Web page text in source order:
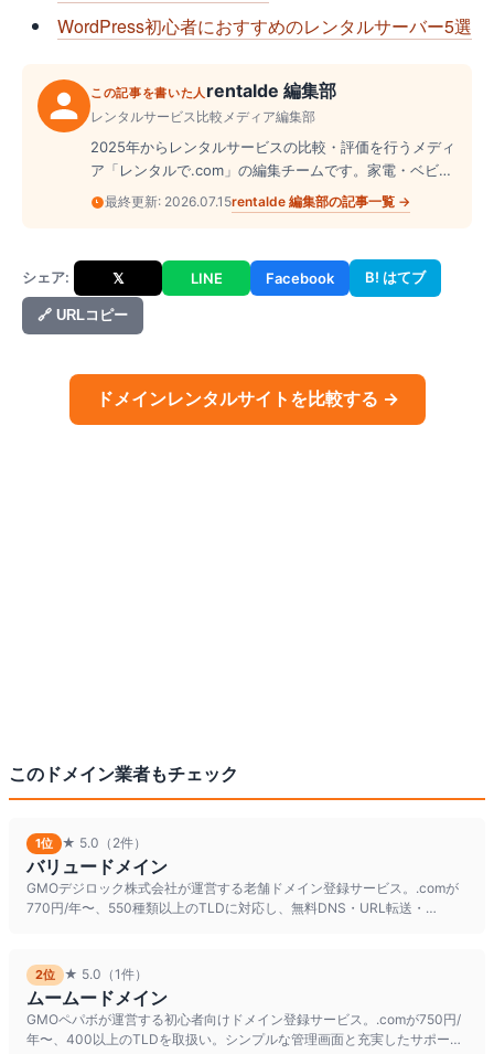
WordPress初心者におすすめのレンタルサーバー5選
この記事を書いた人 rentalde 編集部
レンタルサービス比較メディア編集部
2025年からレンタルサービスの比較・評価を行うメディ
ア「レンタルで.com」の編集チームです。家電・ベビー
用品・ドレス・スーツケース・楽器など、幅広いジャン
ルのレンタル業者を実際に調査し、料金・サービス内
最終更新: 2026.07.15rentalde 編集部の記事一覧 →
シェア: 𝕏 LINE Facebook B! はてブ
🔗 URLコピー
ドメインレンタルサイトを比較する →
この ドメイン業者もチェック
1位 ★ 5.0 （2件）
バリュードメイン
GMOデジロック株式会社が運営する老舗ドメイン登録サービス。.comが
770円/年〜、550種類以上のTLDに対応し、無料DNS・URL転送・
2位 ★ 5.0 （1件）
ムームードメイン
GMOペパボが運営する初心者向けドメイン登録サービス。.comが750円/
年〜、400以上のTLDを取扱い。シンプルな管理画面と充実したサポート